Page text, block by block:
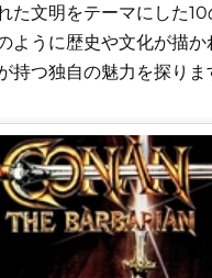
た文明をテーマにした
ように歴史や文化が描か
持つ独自の魅力を探りま